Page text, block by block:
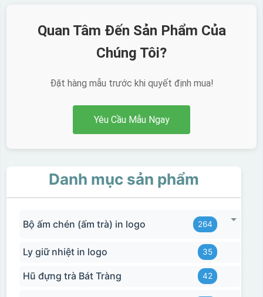
Quan Tâm Đến Sản Phẩm Của
Chúng Tôi?
Đặt hàng mẫu trước khi quyết định mua!
Yêu Cầu Mẫu Ngay
Danh mục sản phẩm
Bộ ấm chén (ấm trà) in logo 264
Ly giữ nhiệt in logo 35
Hũ đựng trà Bát Tràng 42